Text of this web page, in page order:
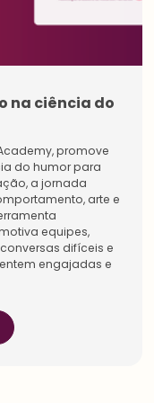
na ciência do
promove
do humor para
a jornada
arte e
equipes,
difíceis e
engajadas e
PessoaFísica
a sua carreira
sobre
de pessoas.
os benefícios